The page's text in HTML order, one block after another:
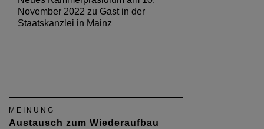
November 2022 zu Gast in der
Staatskanzlei in Mainz
MEINUNG
Austausch zum Wiederaufbau